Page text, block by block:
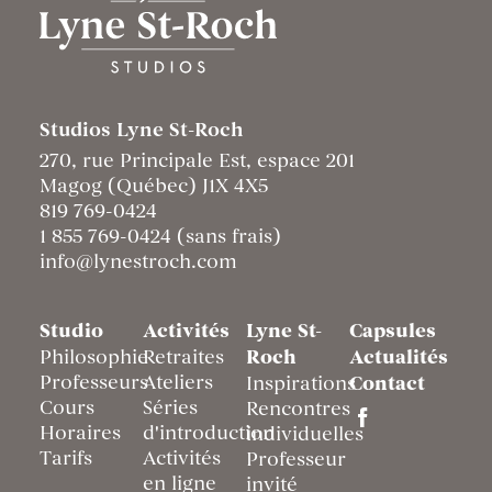
Studios Lyne St-Roch
270, rue Principale Est, espace 201
Magog (Québec) J1X 4X5
819 769-0424
1 855 769-0424 (sans frais)
info@lynestroch.com
Studio
Philosophie
Professeurs
Cours
Horaires
Tarifs
Activités
Retraites
Ateliers
Séries
d'introduction
Activités
en ligne
Lyne St-
Roch
Inspirations
Rencontres
individuelles
Professeur
invité
Capsules
Actualités
Contact